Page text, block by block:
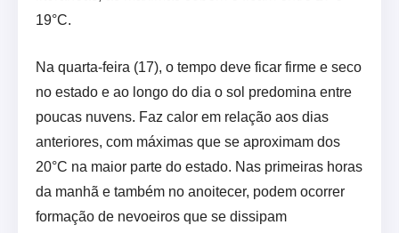
19°C.
Na quarta-feira (17), o tempo deve ficar firme e seco
no estado e ao longo do dia o sol predomina entre
poucas nuvens. Faz calor em relação aos dias
anteriores, com máximas que se aproximam dos
20°C na maior parte do estado. Nas primeiras horas
da manhã e também no anoitecer, podem ocorrer
formação de nevoeiros que se dissipam